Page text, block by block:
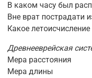
В каком часу был
Вне врат пострадати
Какое
Древнееврейская
Мера расстояния
Мера длины